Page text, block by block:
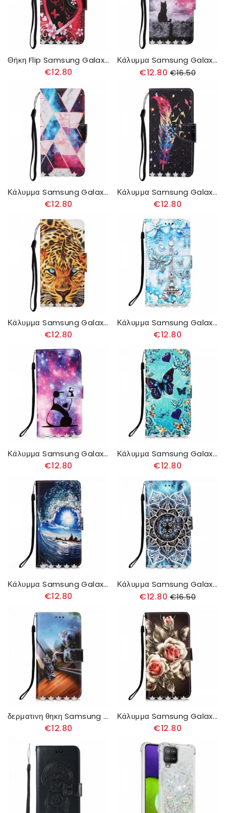
Θήκη Flip Samsung Galaxy A22 4G Λουλούδια Και Καρδιές Με Κορδόνι
€12.80
Κάλυμμα Samsung Galaxy A22 4G Ιστορίες Γάτας Με Κορδόνι
€12.80 €16.50
Κάλυμμα Samsung Galaxy A22 4G Μάρμαρο Με Λουράκι
€12.80
Κάλυμμα Samsung Galaxy A22 4G με κορδονι Χρωματιστό Φτερό Με Λουράκι
€12.80
Κάλυμμα Samsung Galaxy A22 4G Τίγρη Με Κορδόνι
€12.80
Κάλυμμα Samsung Galaxy A22 4G με κορδονι Λουράκι Πεταλούδας Στον Πύργο Του Άιφελ
€12.80
Κάλυμμα Samsung Galaxy A22 4G Panda Galaxy
€12.80
Κάλυμμα Samsung Galaxy A22 4G Χρυσές Πεταλούδες
€12.80
Κάλυμμα Samsung Galaxy A22 4G Λατρεύει Το Κύμα
€12.80
Κάλυμμα Samsung Galaxy A22 4G Μάνταλα Στον Ουρανό
€12.80 €16.50
δερματινη θηκη Samsung Galaxy A22 4G Γατάκι
€12.80
Κάλυμμα Samsung Galaxy A22 4G Χρυσά Τριαντάφυλλα
€12.80